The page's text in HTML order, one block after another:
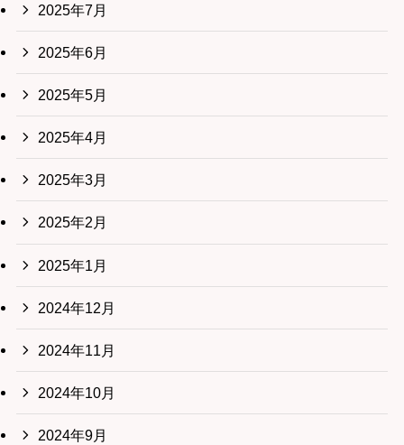
2025年7月
2025年6月
2025年5月
2025年4月
2025年3月
2025年2月
2025年1月
2024年12月
2024年11月
2024年10月
2024年9月